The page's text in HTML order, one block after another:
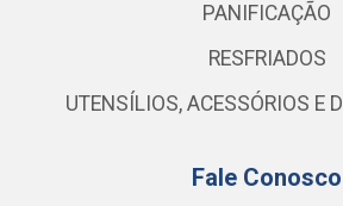
PANIFICAÇÃO
RESFRIADOS
UTENSÍLIOS, ACESSÓRIOS E
Fale Conosco